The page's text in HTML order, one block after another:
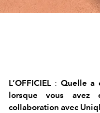
L’OFFICIEL : Quelle a
lorsque vous avez
collaboration avec